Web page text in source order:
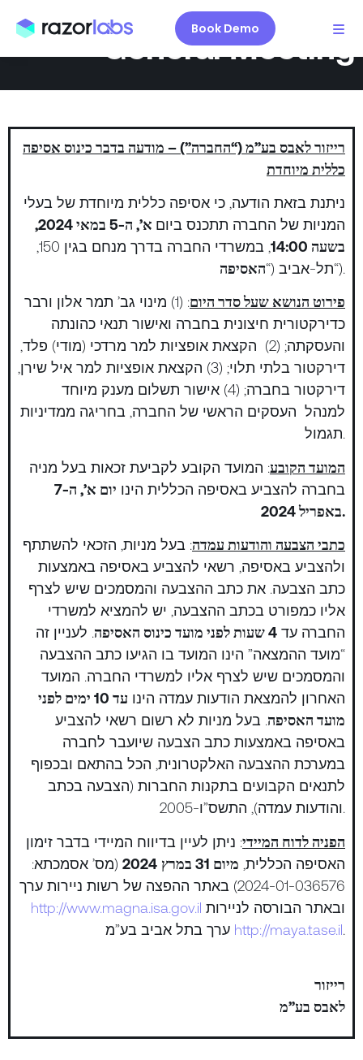
Book Demo
General Meeting
רייזור לאבס בע”מ (“החברה”) – מודעה בדבר כינוס אסיפה
כללית מיוחדת
ניתנת בזאת הודעה, כי אסיפה כללית מיוחדת של בעלי
המניות של החברה תתכנס ביום
א’, ה-5 במאי 2024,
בשעה 14:00
, במשרדי החברה בדרך מנחם בגין 150,
תל-אביב (“האסיפה
“).
פירוט הנושא שעל סדר היום
: (1) מינוי גב’ תמר אלון ורבר
כדירקטורית חיצונית בחברה ואישור תנאי כהונתה
והעסקתה; (2) הקצאת אופציות למר מרדכי (מודי) פלד,
דירקטור בלתי תלוי; (3) הקצאת אופציות למר איל שירן,
דירקטור בחברה; (4) אישור תשלום מענק מיוחד
למנהל העסקים הראשי של החברה, בחריגה ממדיניות
תגמול.
המועד הקובע: המועד הקובע לקביעת זכאות בעל מניה
בחברה להצביע באסיפה הכללית הינו
יום א’, ה-7
באפריל 2024.
כתבי הצבעה והודעות עמדה: בעל מניות, הזכאי להשתתף
ולהצביע באסיפה, רשאי להצביע באסיפה באמצעות
כתב הצבעה. את כתב ההצבעה והמסמכים שיש לצרף
אליו כמפורט בכתב ההצבעה, יש להמציא למשרדי
החברה עד 4 שעות לפני מועד כינוס האסיפה
. לעניין זה
“מועד ההמצאה” הינו המועד בו הגיעו כתב ההצבעה
והמסמכים שיש לצרף אליו למשרדי החברה. המועד
האחרון להמצאת הודעות עמדה הינו
עד 10 ימים לפני
מועד האסיפה. בעל מניות לא רשום רשאי להצביע
באסיפה באמצעות כתב הצבעה שיועבר לחברה
במערכת ההצבעה האלקטרונית, הכל בהתאם ובכפוף
לתנאים הקבועים בתקנות החברות (הצבעה בכתב
והודעות עמדה), התשס”ו-2005.
הפניה לדוח המיידי: ניתן לעיין בדיווח המיידי בדבר זימון
האסיפה הכללית, מיום 31 במרץ 2024 (מס’ אסמכתא:
2024-01-036576) באתר ההפצה של רשות ניירות ערך
http://www.magna.isa.gov.il
http://maya.tase.il.
רייזור
לאבס בע”מ